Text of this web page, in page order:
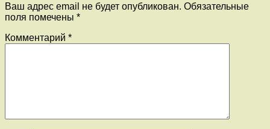
Ваш адрес email не будет опубликован. Обязательные
поля помечены *
Комментарий *